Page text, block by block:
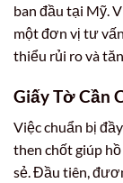
ban đầu tại Mỹ.
một đơn vị tư
thiểu rủi ro và
Giấy Tờ Cần
Việc chuẩn bị
then chốt giúp
sẻ. Đầu tiên,